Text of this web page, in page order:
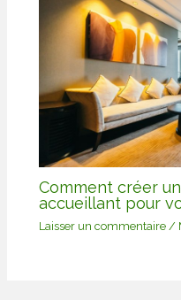
Comment créer
accueillant pour
Laisser un commentaire /